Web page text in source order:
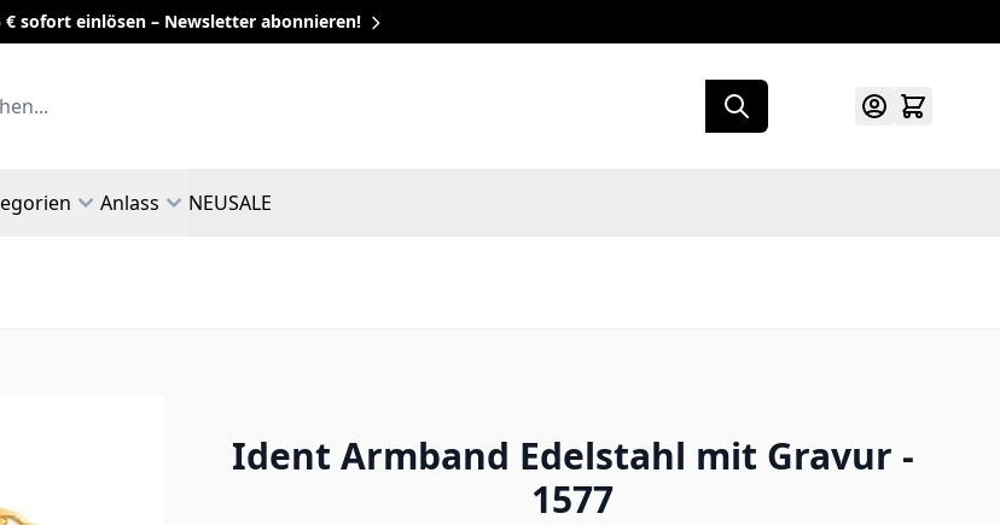
€ sofort einlösen – Newsletter abonnieren!
Anlass NEUSALE
Ident Armband Edelstahl mit Gravur -
1577